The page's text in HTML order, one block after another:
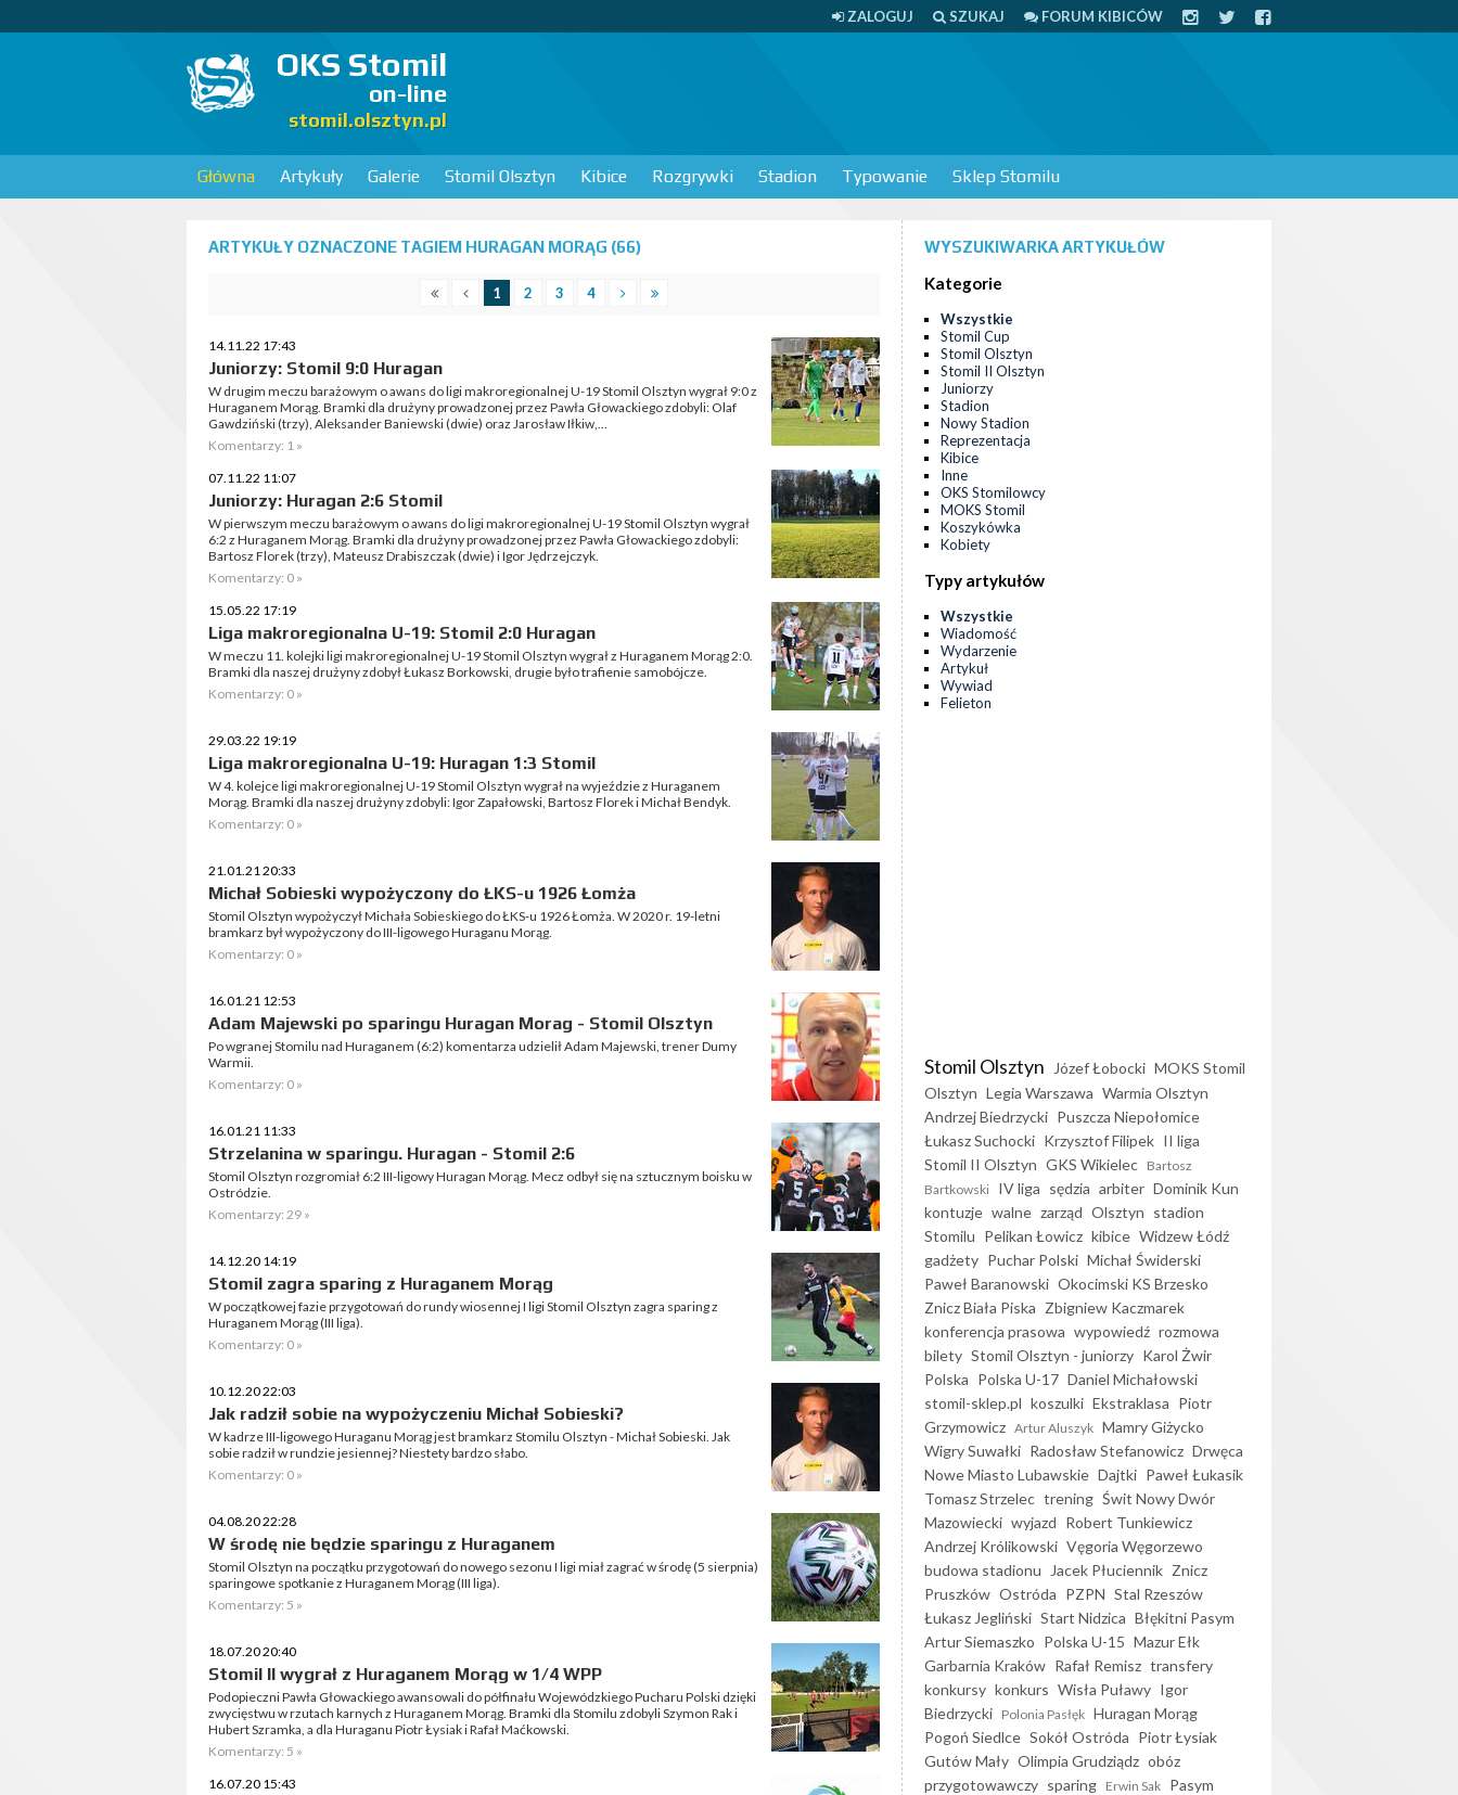
ZALOGUJ SZUKAJ FORUM KIBICÓW
OKS Stomil
on-line
stomil.olsztyn.pl
Główna Artykuły Galerie Stomil Olsztyn Kibice Rozgrywki Stadion Typowanie Sklep Stomilu
ARTYKUŁY OZNACZONE TAGIEM HURAGAN MORĄG (66)
1 2 3 4
14.11.22 17:43
Juniorzy: Stomil 9:0 Huragan
W drugim meczu barażowym o awans do ligi makroregionalnej U-19 Stomil Olsztyn wygrał 9:0 z
Huraganem Morąg. Bramki dla drużyny prowadzonej przez Pawła Głowackiego zdobyli: Olaf
Gawdziński (trzy), Aleksander Baniewski (dwie) oraz Jarosław Iłkiw,...
Komentarzy: 1 »
07.11.22 11:07
Juniorzy: Huragan 2:6 Stomil
W pierwszym meczu barażowym o awans do ligi makroregionalnej U-19 Stomil Olsztyn wygrał
6:2 z Huraganem Morąg. Bramki dla drużyny prowadzonej przez Pawła Głowackiego zdobyli:
Bartosz Florek (trzy), Mateusz Drabiszczak (dwie) i Igor Jędrzejczyk.
Komentarzy: 0 »
15.05.22 17:19
Liga makroregionalna U-19: Stomil 2:0 Huragan
W meczu 11. kolejki ligi makroregionalnej U-19 Stomil Olsztyn wygrał z Huraganem Morąg 2:0.
Bramki dla naszej drużyny zdobył Łukasz Borkowski, drugie było trafienie samobójcze.
Komentarzy: 0 »
29.03.22 19:19
Liga makroregionalna U-19: Huragan 1:3 Stomil
W 4. kolejce ligi makroregionalnej U-19 Stomil Olsztyn wygrał na wyjeździe z Huraganem
Morąg. Bramki dla naszej drużyny zdobyli: Igor Zapałowski, Bartosz Florek i Michał Bendyk.
Komentarzy: 0 »
21.01.21 20:33
Michał Sobieski wypożyczony do ŁKS-u 1926 Łomża
Stomil Olsztyn wypożyczył Michała Sobieskiego do ŁKS-u 1926 Łomża. W 2020 r. 19-letni
bramkarz był wypożyczony do III-ligowego Huraganu Morąg.
Komentarzy: 0 »
16.01.21 12:53
Adam Majewski po sparingu Huragan Morag - Stomil Olsztyn
Po wgranej Stomilu nad Huraganem (6:2) komentarza udzielił Adam Majewski, trener Dumy
Warmii.
Komentarzy: 0 »
16.01.21 11:33
Strzelanina w sparingu. Huragan - Stomil 2:6
Stomil Olsztyn rozgromiał 6:2 III-ligowy Huragan Morąg. Mecz odbył się na sztucznym boisku w
Ostródzie.
Komentarzy: 29 »
14.12.20 14:19
Stomil zagra sparing z Huraganem Morąg
W początkowej fazie przygotowań do rundy wiosennej I ligi Stomil Olsztyn zagra sparing z
Huraganem Morąg (III liga).
Komentarzy: 0 »
10.12.20 22:03
Jak radził sobie na wypożyczeniu Michał Sobieski?
W kadrze III-ligowego Huraganu Morąg jest bramkarz Stomilu Olsztyn - Michał Sobieski. Jak
sobie radził w rundzie jesiennej? Niestety bardzo słabo.
Komentarzy: 0 »
04.08.20 22:28
W środę nie będzie sparingu z Huraganem
Stomil Olsztyn na początku przygotowań do nowego sezonu I ligi miał zagrać w środę (5 sierpnia)
sparingowe spotkanie z Huraganem Morąg (III liga).
Komentarzy: 5 »
18.07.20 20:40
Stomil II wygrał z Huraganem Morąg w 1/4 WPP
Podopieczni Pawła Głowackiego awansowali do półfinału Wojewódzkiego Pucharu Polski dzięki
zwycięstwu w rzutach karnych z Huraganem Morąg. Bramki dla Stomilu zdobyli Szymon Rak i
Hubert Szramka, a dla Huraganu Piotr Łysiak i Rafał Maćkowski.
Komentarzy: 5 »
16.07.20 15:43
WYSZUKIWARKA ARTYKUŁÓW
Kategorie
Wszystkie
Stomil Cup
Stomil Olsztyn
Stomil II Olsztyn
Juniorzy
Stadion
Nowy Stadion
Reprezentacja
Kibice
Inne
OKS Stomilowcy
MOKS Stomil
Koszykówka
Kobiety
Typy artykułów
Wszystkie
Wiadomość
Wydarzenie
Artykuł
Wywiad
Felieton
Stomil Olsztyn Józef Łobocki MOKS Stomil
Olsztyn Legia Warszawa Warmia Olsztyn
Andrzej Biedrzycki Puszcza Niepołomice
Łukasz Suchocki Krzysztof Filipek II liga
Stomil II Olsztyn GKS Wikielec Bartosz
Bartkowski IV liga sędzia arbiter Dominik Kun
kontuzje walne zarząd Olsztyn stadion
Stomilu Pelikan Łowicz kibice Widzew Łódź
gadżety Puchar Polski Michał Świderski
Paweł Baranowski Okocimski KS Brzesko
Znicz Biała Piska Zbigniew Kaczmarek
konferencja prasowa wypowiedź rozmowa
bilety Stomil Olsztyn - juniorzy Karol Żwir
Polska Polska U-17 Daniel Michałowski
stomil-sklep.pl koszulki Ekstraklasa Piotr
Grzymowicz Artur Aluszyk Mamry Giżycko
Wigry Suwałki Radosław Stefanowicz Drwęca
Nowe Miasto Lubawskie Dajtki Paweł Łukasik
Tomasz Strzelec trening Świt Nowy Dwór
Mazowiecki wyjazd Robert Tunkiewicz
Andrzej Królikowski Vęgoria Węgorzewo
budowa stadionu
Jacek Płuciennik Znicz
Pruszków Ostróda PZPN Stal Rzeszów
Łukasz Jegliński Start Nidzica Błękitni Pasym
Artur Siemaszko Polska U-15 Mazur Ełk
Garbarnia Kraków Rafał Remisz transfery
konkursy konkurs Wisła Puławy Igor
Biedrzycki Polonia Pasłęk Huragan Morąg
Pogoń Siedlce Sokół Ostróda Piotr Łysiak
Gutów Mały Olimpia Grudziądz obóz
przygotowawczy sparing Erwin Sak Pasym